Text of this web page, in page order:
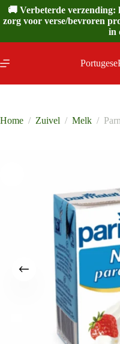
Ga
naar
de
🚚 Verbeterde
zorg voor verse/bevroren
in
Home / Zuivel / Melk /